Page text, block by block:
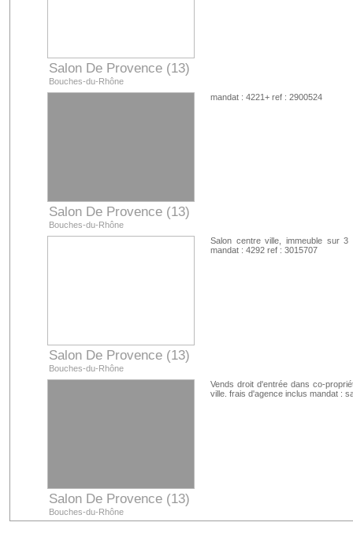
Salon De Provence (13)
Bouches-du-Rhône
Salon De Provence (13)
Bouches-du-Rhône
mandat : 4221+ ref : 2900524
Salon De Provence (13)
Bouches-du-Rhône
Salon centre ville, immeuble sur
mandat : 4292 ref : 3015707
Salon De Provence (13)
Bouches-du-Rhône
Vends droit d'entrée dans co-
ville. frais d'agence inclus mandat :